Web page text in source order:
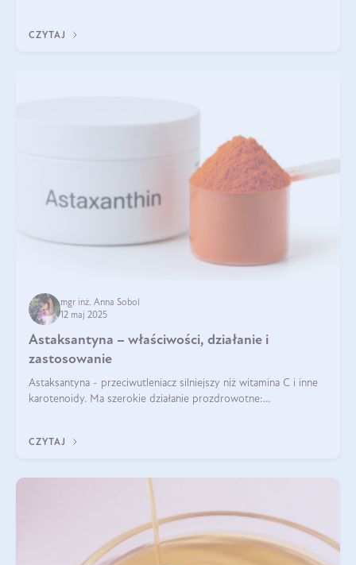
CZYTAJ
mgr inż. Anna Sobol
12 maj 2025
Astaksantyna – właściwości, działanie i
zastosowanie
Astaksantyna - przeciwutleniacz silniejszy niż witamina C i inne
karotenoidy. Ma szerokie działanie prozdrowotne:
CZYTAJ